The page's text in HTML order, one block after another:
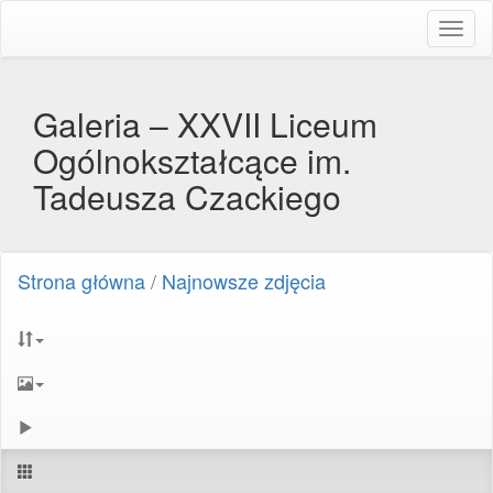
Galeria – XXVII Liceum
Ogólnokształcące im.
Tadeusza Czackiego
Strona główna/ Najnowsze zdjęcia